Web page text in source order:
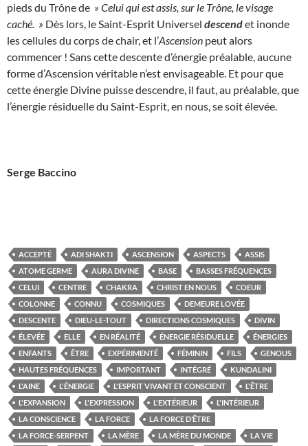
pieds du Trône de » Celui qui est assis, sur le Trône, le visage
caché. » Dès lors, le Saint-Esprit Universel descendet inonde
les cellules du corps de chair, et l’Ascension peut alors
commencer ! Sans cette descente d’énergie préalable, aucune
forme d’Ascension véritable n’est envisageable. Et pour que
cette énergie Divine puisse descendre, il faut, au préalable, que
l’énergie résiduelle du Saint-Esprit, en nous, se soit élevée.
Serge Baccino
ACCEPTÉ ADI SHAKTI ASCENSION ASPECTS
ASSIS
ATOME GERME
AURA DIVINE BASE
BASSES FRÉQUENCES
CELUI
CENTRE CHAKRA CHRIST EN NOUS
COEUR
COLONNE
CONNU COSMIQUES
DEMEURE LOVÉE
DESCENTE
DIEU-LE-TOUT DIRECTIONS COSMIQUES
DIVIN
ÉLEVÉE
ELLE EN RÉALITÉ ÉNERGIE RÉSIDUELLE
ÉNERGIES
ENFANTS
ÊTRE EXPÉRIMENTÉ FÉMININ FILS
GENOUS
HAUTES FRÉQUENCES
IMPORTANT INTÉGRÉ
KUNDALINI
L'AINE
L'ÉNERGIE L'ESPRIT VIVANT ET CONSCIENT
L'ÊTRE
L'EXPANSION
L'EXPRESSION L'EXTÉRIEUR
L'INTÉRIEUR
LA CONSCIENCE
LA FORCE
LA FORCE D’ÊTRE
LA FORCE-SERPENT
LA MÈRE LA MÈRE DU MONDE
LA VIE